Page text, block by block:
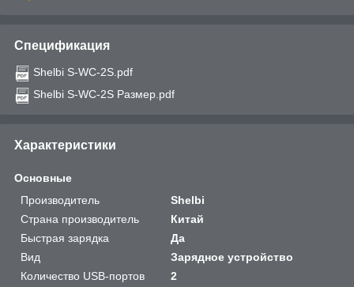
Спецификация
Shelbi S-WC-2S.pdf
Shelbi S-WC-2S Размер.pdf
Характеристики
Основные
Производитель
Shelbi
Страна производитель
Китай
Быстрая зарядка
Да
Вид
Зарядное устройство
Количество USB-портов
2